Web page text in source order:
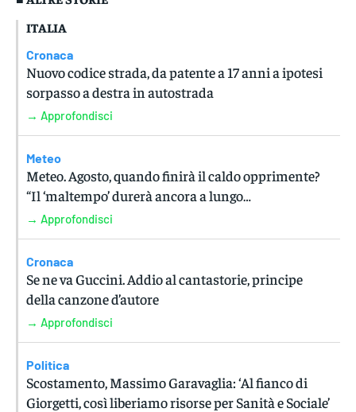
ITALIA
Cronaca
Nuovo codice strada, da patente a 17 anni a ipotesi
sorpasso a destra in autostrada
→ Approfondisci
Meteo
Meteo. Agosto, quando finirà il caldo opprimente?
“Il ‘maltempo’ durerà ancora a lungo…
→ Approfondisci
Cronaca
Se ne va Guccini. Addio al cantastorie, principe
della canzone d’autore
→ Approfondisci
Politica
Scostamento, Massimo Garavaglia: ‘Al fianco di
Giorgetti, così liberiamo risorse per Sanità e Sociale’